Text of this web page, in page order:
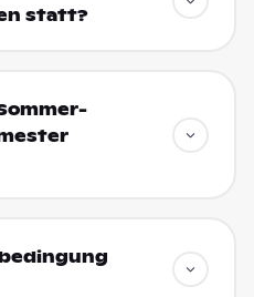
statt?